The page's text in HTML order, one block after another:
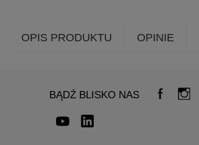
OPIS PRODUKTU OPINIE
BĄDŹ BLISKO NAS